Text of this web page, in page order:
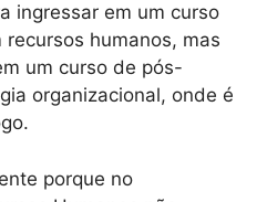
ingressar em um curso
humanos, mas
um curso de pós-
organizacional, onde é
porque no